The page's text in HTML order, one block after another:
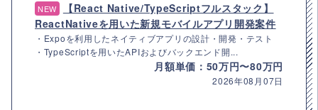
NEW
【React Native/TypeScriptフルスタック】
ReactNativeを用いた新規モバイルアプリ開発案件
・Expoを利用したネイティブアプリの設計・開発・テスト
・TypeScriptを用いたAPIおよびバックエンド開...
月額単価：50万円〜80万円
2026年08月07日